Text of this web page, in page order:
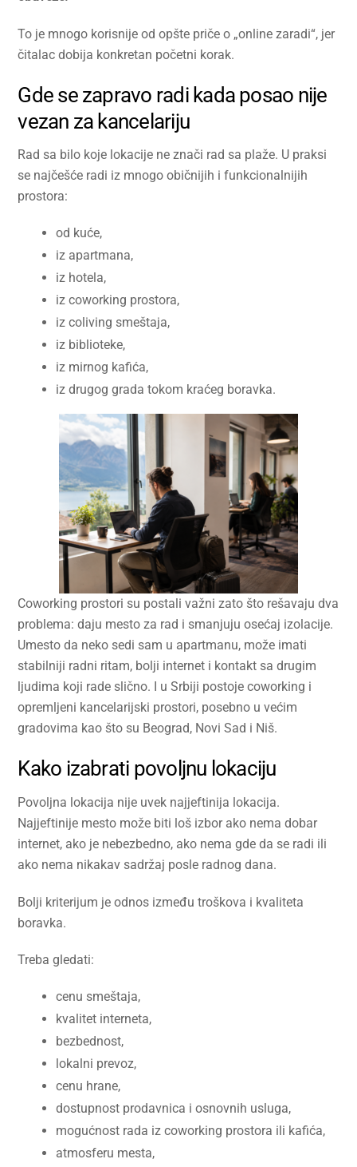
To je mnogo korisnije od opšte priče o „online zaradi“, jer
čitalac dobija konkretan početni korak.
Gde se zapravo radi kada posao nije
vezan za kancelariju
Rad sa bilo koje lokacije ne znači rad sa plaže. U praksi
se najčešće radi iz mnogo običnijih i funkcionalnijih
prostora:
od kuće,
iz apartmana,
iz hotela,
iz coworking prostora,
iz coliving smeštaja,
iz biblioteke,
iz mirnog kafića,
iz drugog grada tokom kraćeg boravka.
Coworking prostori su postali važni zato što rešavaju dva
problema: daju mesto za rad i smanjuju osećaj izolacije.
Umesto da neko sedi sam u apartmanu, može imati
stabilniji radni ritam, bolji internet i kontakt sa drugim
ljudima koji rade slično. I u Srbiji postoje coworking i
opremljeni kancelarijski prostori, posebno u većim
gradovima kao što su Beograd, Novi Sad i Niš.
Kako izabrati povoljnu lokaciju
Povoljna lokacija nije uvek najjeftinija lokacija.
Najjeftinije mesto može biti loš izbor ako nema dobar
internet, ako je nebezbedno, ako nema gde da se radi ili
ako nema nikakav sadržaj posle radnog dana.
Bolji kriterijum je odnos između troškova i kvaliteta
boravka.
Treba gledati:
cenu smeštaja,
kvalitet interneta,
bezbednost,
lokalni prevoz,
cenu hrane,
dostupnost prodavnica i osnovnih usluga,
mogućnost rada iz coworking prostora ili kafića,
atmosferu mesta,